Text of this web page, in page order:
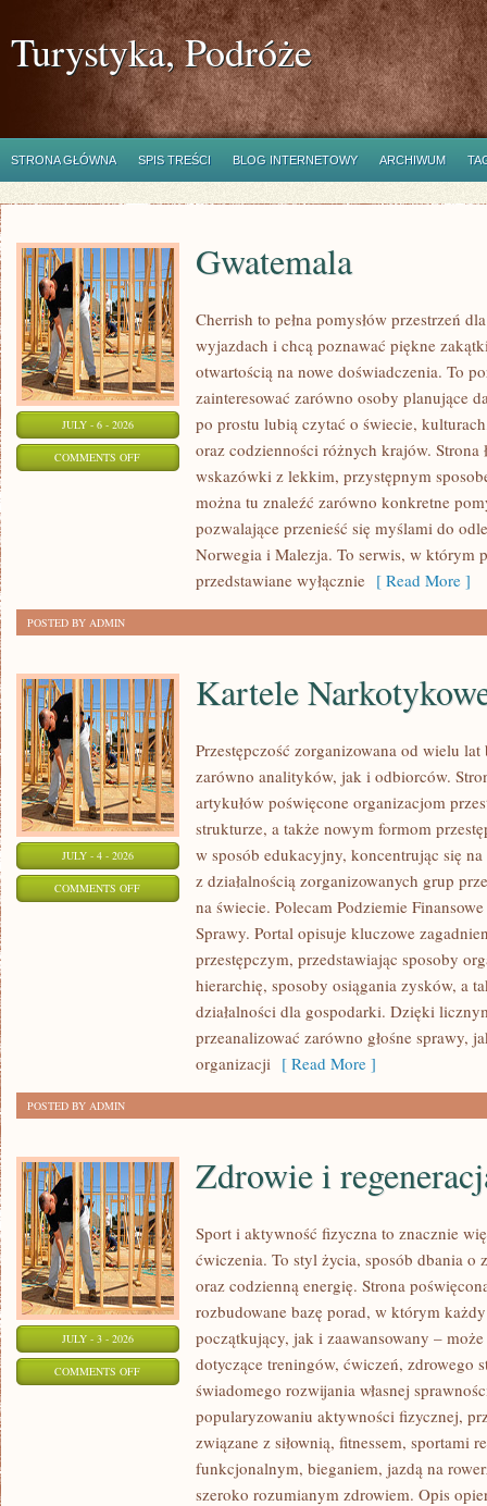
Turystyka, Podróże
STRONA GŁÓWNA SPIS TREŚCI BLOG INTERNETOWY ARCHIWUM
JULY - 6 - 2026
COMMENTS OFFON
GWATEMALA
Gwatemala
Cherrish to pełna pomysłów przestrzeń
wyjazdach i chcą poznawać piękne
otwartością na nowe doświadczenia. To
zainteresować zarówno osoby planujące
po prostu lubią czytać o świecie,
oraz codzienności różnych krajów. Strona
wskazówki z lekkim, przystępnym
można tu znaleźć zarówno konkretne
pozwalające przenieść się myślami do
Norwegia i Malezja. To serwis, w którym
przedstawiane wyłącznie [ Read More ]
POSTED BY ADMIN
JULY - 4 - 2026
COMMENTS OFFON
NARKOTYKOWE
Kartele
Przestępczość zorganizowana od wielu
zarówno analityków, jak i odbiorców.
artykułów poświęcone organizacjom
strukturze, a także nowym formom
w sposób edukacyjny, koncentrując się
z działalnością zorganizowanych grup
na świecie. Polecam Podziemie
Sprawy. Portal opisuje kluczowe
przestępczym, przedstawiając sposoby
hierarchię, sposoby osiągania zysków, a
działalności dla gospodarki. Dzięki
przeanalizować zarówno głośne sprawy,
organizacji [ Read More ]
POSTED BY ADMIN
JULY - 3 - 2026
COMMENTS OFFON
REGENERACJA
Zdrowie i
Sport i aktywność fizyczna to znacznie
ćwiczenia. To styl życia, sposób dbania o
oraz codzienną energię. Strona
rozbudowane bazę porad, w którym
początkujący, jak i zaawansowany –
dotyczące treningów, ćwiczeń, zdrowego
świadomego rozwijania własnej
popularyzowaniu aktywności fizycznej,
związane z siłownią, fitnessem, sportami
funkcjonalnym, bieganiem, jazdą na
szeroko rozumianym zdrowiem. Opis